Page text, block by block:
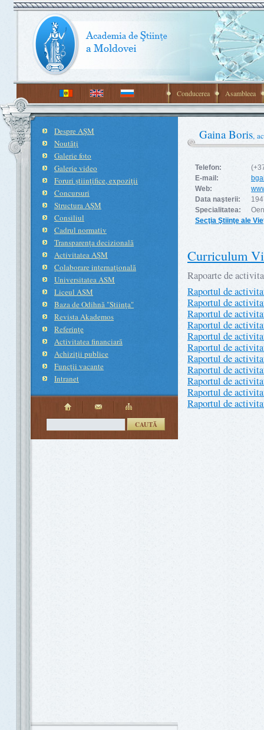
Conducerea Asambleea
Despre AŞM
Noutăţi
Galerie foto
Galerie video
Foruri ştiinţifice, expoziţii
Concursuri
Structura AŞM
Consiliul
Cadrul normativ
Transparenţa decizională
Activitatea AŞM
Colaborare internaţională
Universitatea ASM
Liceul ASM
Baza de Odihnă "Ştiinţa"
Revista Akademos
Referinţe
Activitatea financiară
Achiziţii publice
Funcţii vacante
Intranet
CAUTĂ
Gaina Boris,
Telefon:
E-mail:
Web:
Data naşterii:
Specialitatea:
Secţia Ştiinţe ale
Curriculum
Rapoarte de
Raportul de
Raportul de
Raportul de
Raportul de
Raportul de
Raportul de
Raportul de
Raportul de
Raportul de
Raportul de
Raportul de